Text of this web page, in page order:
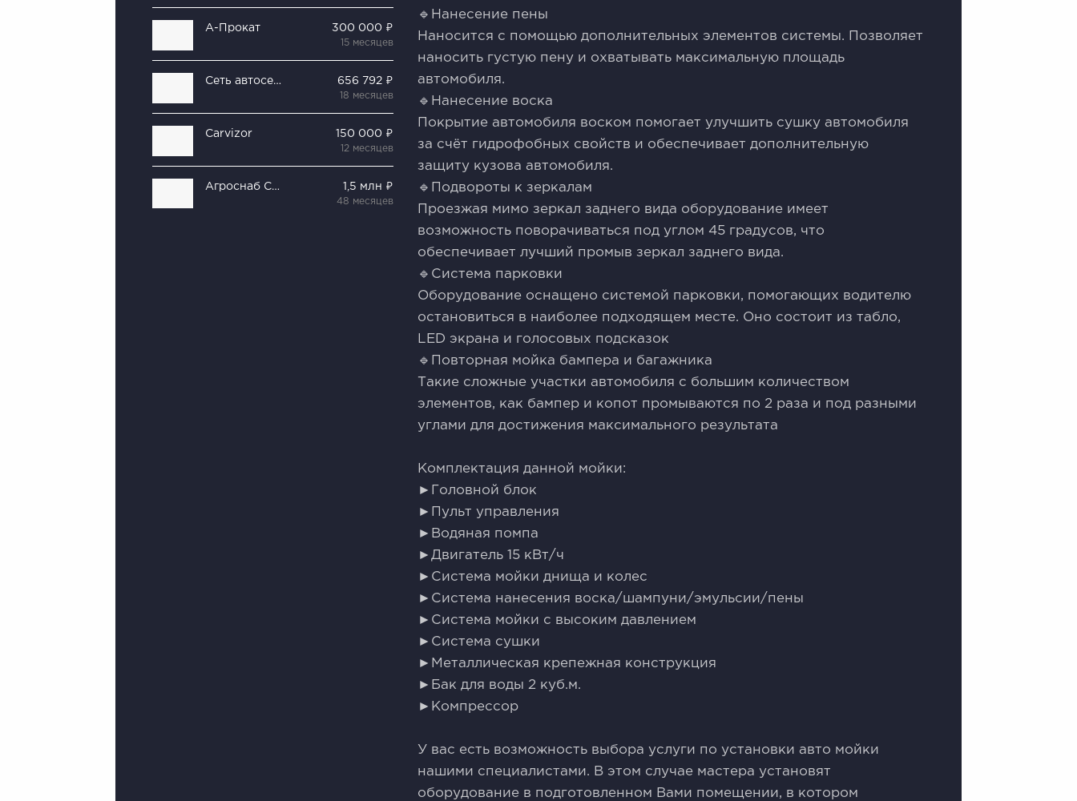
А-Прокат 300 000 ₽
15 месяцев
Сеть автосервисов REAKTOR 656 792 ₽
18 месяцев
Carvizor 150 000 ₽
12 месяцев
Агроснаб Сельстор 1,5 млн ₽
48 месяцев
🔹Нанесение пены
Наносится с помощью дополнительных элементов системы. Позволяет
наносить густую пену и охватывать максимальную площадь
автомобиля.
🔹Нанесение воска
Покрытие автомобиля воском помогает улучшить сушку автомобиля
за счёт гидрофобных свойств и обеспечивает дополнительную
защиту кузова автомобиля.
🔹Подвороты к зеркалам
Проезжая мимо зеркал заднего вида оборудование имеет
возможность поворачиваться под углом 45 градусов, что
обеспечивает лучший промыв зеркал заднего вида.
🔹Система парковки
Оборудование оснащено системой парковки, помогающих водителю
остановиться в наиболее подходящем месте. Оно состоит из табло,
LЕD экрана и голосовых подсказок
🔹Повторная мойка бампера и багажника
Такие сложные участки автомобиля с большим количеством
элементов, как бампер и копот промываются по 2 раза и под разными
углами для достижения максимального результата
Комплектация данной мойки:
►Головной блок
►Пульт управления
►Водяная помпа
►Двигатель 15 кВт/ч
►Система мойки днища и колес
►Система нанесения воска/шампуни/эмульсии/пены
►Система мойки с высоким давлением
►Система сушки
►Металлическая крепежная конструкция
►Бак для воды 2 куб.м.
►Компрессор
У вас есть возможность выбора услуги по установки авто мойки
нашими специалистами. В этом случае мастера установят
оборудование в подготовленном Вами помещении, в котором